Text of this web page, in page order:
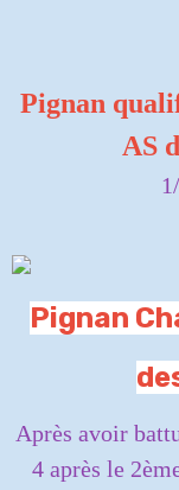
Pignan
AS
Pignan
Après avoir
4 après le